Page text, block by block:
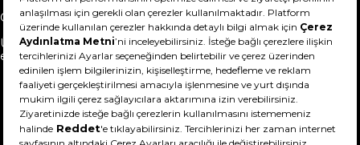
Gizlilik Sözleşmesi
Şartlar & Koşullar
Ürünümü nasıl iade
edebilirim?
Hakkımızda